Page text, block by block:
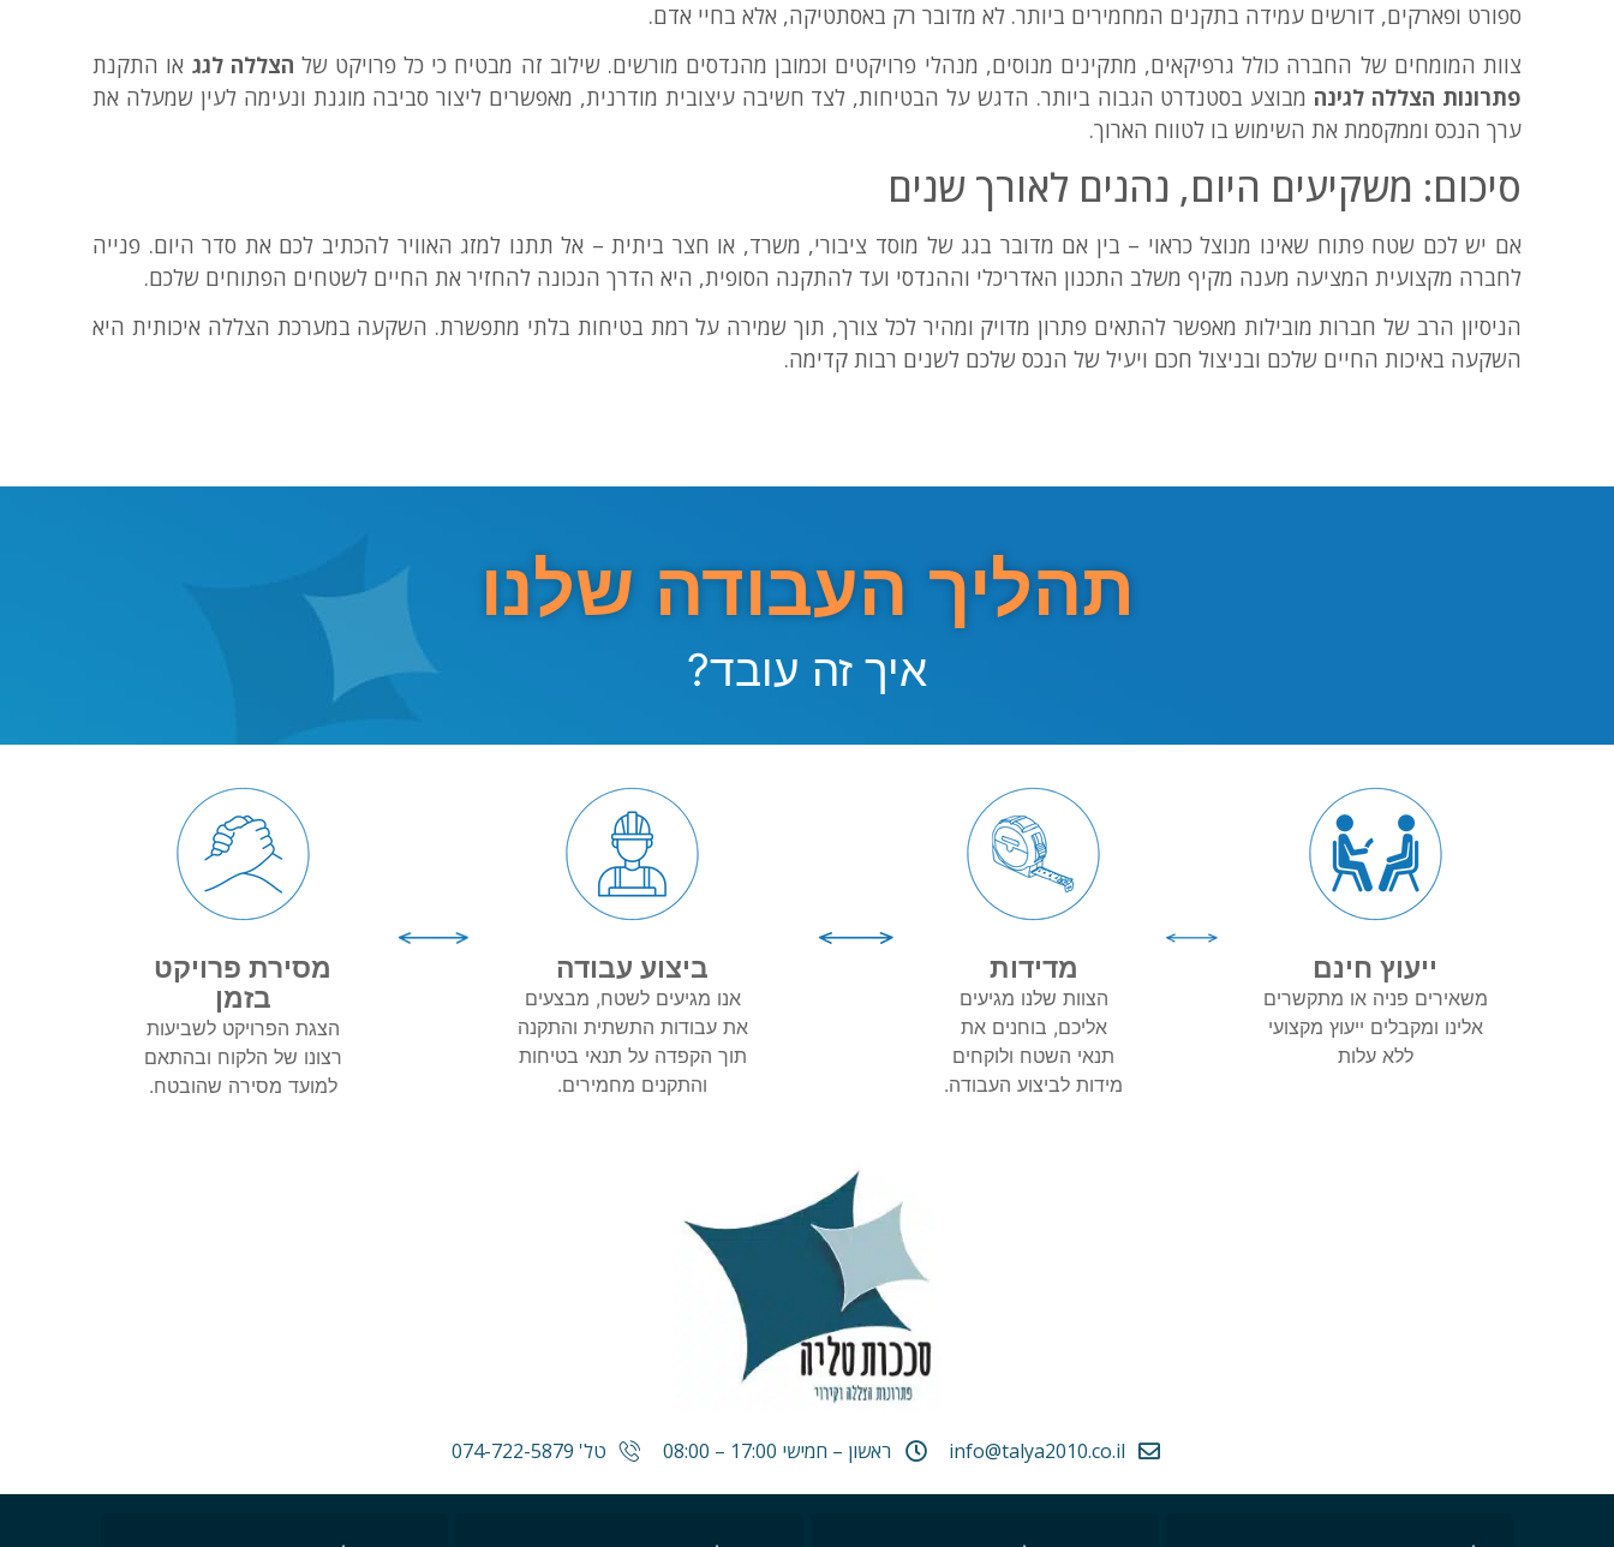
ספורט ופארקים, דורשים עמידה בתקנים המחמירים ביותר. לא מדובר רק באסתטיקה, אלא בחיי אדם.
צוות המומחים של החברה כולל גרפיקאים, מתקינים מנוסים, מנהלי פרויקטים וכמובן מהנדסים מורשים. שילוב זה מבטיח כי כל פרויקט של הצללה לגג או התקנת
פתרונות הצללה לגינה מבוצע בסטנדרט הגבוה ביותר. הדגש על הבטיחות, לצד חשיבה עיצובית מודרנית, מאפשרים ליצור סביבה מוגנת ונעימה לעין שמעלה את
ערך הנכס וממקסמת את השימוש בו לטווח הארוך.
סיכום: משקיעים היום, נהנים לאורך שנים
אם יש לכם שטח פתוח שאינו מנוצל כראוי – בין אם מדובר בגג של מוסד ציבורי, משרד, או חצר ביתית – אל תתנו למזג האוויר להכתיב לכם את סדר היום. פנייה
לחברה מקצועית המציעה מענה מקיף משלב התכנון האדריכלי וההנדסי ועד להתקנה הסופית, היא הדרך הנכונה להחזיר את החיים לשטחים הפתוחים שלכם.
הניסיון הרב של חברות מובילות מאפשר להתאים פתרון מדויק ומהיר לכל צורך, תוך שמירה על רמת בטיחות בלתי מתפשרת. השקעה במערכת הצללה איכותית היא
השקעה באיכות החיים שלכם ובניצול חכם ויעיל של הנכס שלכם לשנים רבות קדימה.
תהליך העבודה שלנו
איך זה עובד?
ייעוץ חינם
משאירים פניה או מתקשרים
אלינו ומקבלים ייעוץ מקצועי
ללא עלות
מדידות
הצוות שלנו מגיעים
אליכם, בוחנים את
תנאי השטח ולוקחים
מידות לביצוע העבודה.
ביצוע עבודה
אנו מגיעים לשטח, מבצעים
את עבודות התשתית והתקנה
תוך הקפדה על תנאי בטיחות
והתקנים מחמירים.
מסירת פרויקט
בזמן
הצגת הפרויקט לשביעות
רצונו של הלקוח ובהתאם
למועד מסירה שהובטח.
info@talya2010.co.il ראשון – חמישי 17:00 – 08:00 טל' 074-722-5879